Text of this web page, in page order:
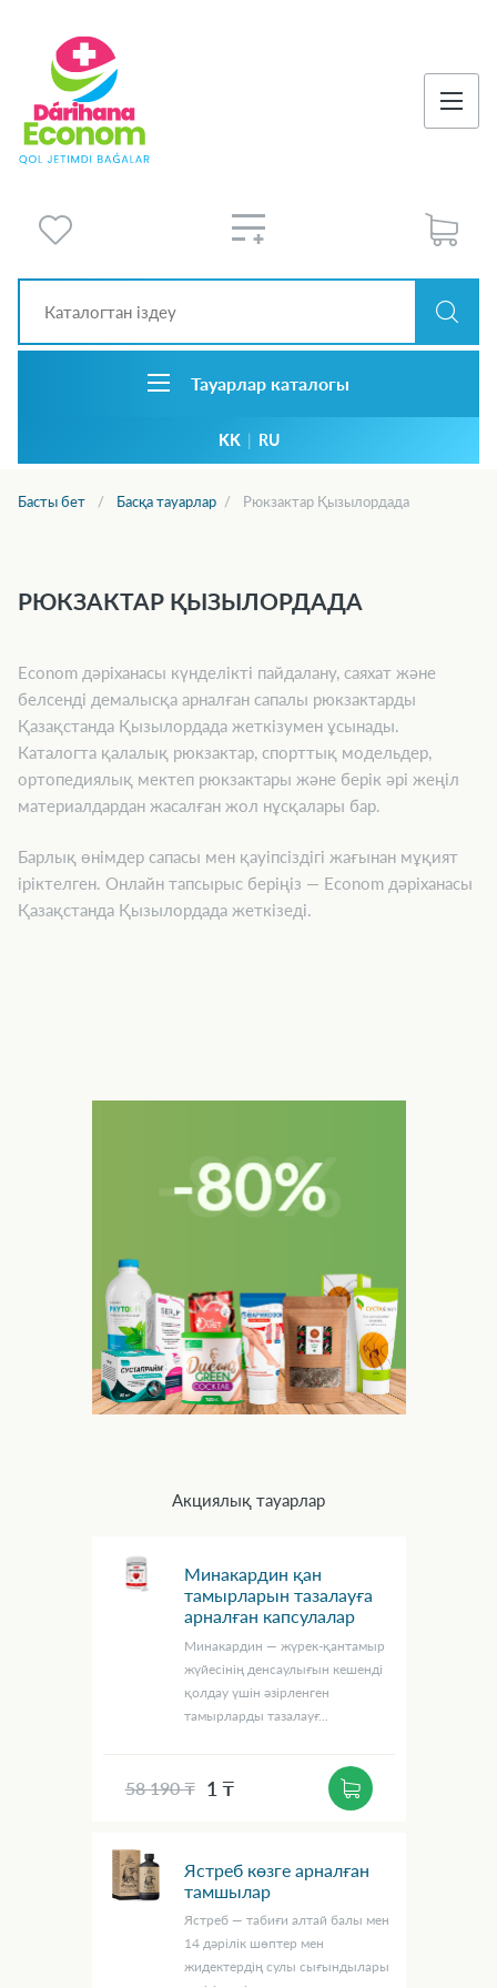
Тауарлар каталогы
KK | RU
Басты бет Басқа тауарлар Рюкзактар Қызылордада
РЮКЗАКТАР ҚЫЗЫЛОРДАДА
Econom дәріханасы күнделікті пайдалану, саяхат және
белсенді демалысқа арналған сапалы рюкзактарды
Қазақстанда Қызылордада жеткізумен ұсынады.
Каталогта қалалық рюкзактар, спорттық модельдер,
ортопедиялық мектеп рюкзактары және берік әрі жеңіл
материалдардан жасалған жол нұсқалары бар.
Барлық өнімдер сапасы мен қауіпсіздігі жағынан мұқият
іріктелген. Онлайн тапсырыс беріңіз — Econom дәріханасы
Қазақстанда Қызылордада жеткізеді.
Акциялық тауарлар
Минакардин қан
тамырларын тазалауға
арналған капсулалар
Минакардин — жүрек-қантамыр
жүйесінің денсаулығын кешенді
қолдау үшін әзірленген
тамырларды тазалауғ...
58 190 ₸ 1 ₸
Ястреб көзге арналған
тамшылар
Ястреб — табиғи алтай балы мен
14 дәрілік шөптер мен
жидектердің сулы сығындылары